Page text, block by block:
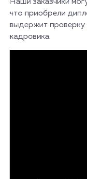
Наши заказчики
что приобрели
выдержит проверку
кадровика.